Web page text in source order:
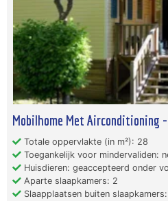
Mobilhome Met Airconditioning
Totale oppervlakte (in m²): 28
Toegankelijk voor mindervaliden:
Huisdieren: geaccepteerd onder
Aparte slaapkamers: 2
Slaapplaatsen buiten slaapkamers: